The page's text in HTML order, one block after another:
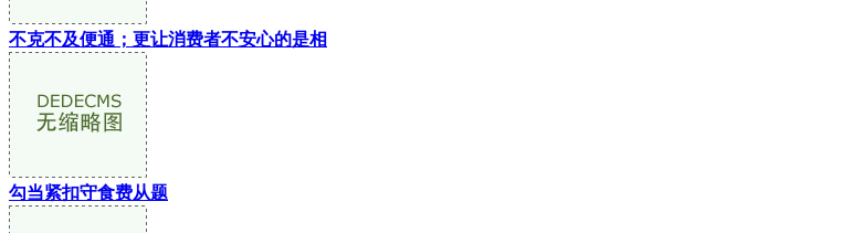
不克不及便通；更让消费者不安心的是相
勾当紧扣守食费从题